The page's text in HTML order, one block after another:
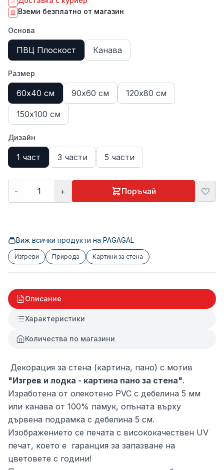
Вземи безплатно от магазин
Основа
ПВЦ Плоскост Канава
Размер
60х40 см 90х60 см 120х80 см
150х100 см
Дизайн
1 част 3 части 5 части
- + Поръчай
Виж всички продукти на PAGAGAL
Изгреви Природа Картини за стена
Описание
Характеристики
Количества по магазини
Декорация за стена (картина, пано) с мотив
"Изгрев и лодка - картина пано за стена".
Изработена от олекотено PVC с дебелина 5 мм
или канава от 100% памук, опъната върху
дървена подрамка с дебелина 5 см.
Изображението се печата с висококачествен UV
печат, което е гаранция за запазване на
цветовете с години!